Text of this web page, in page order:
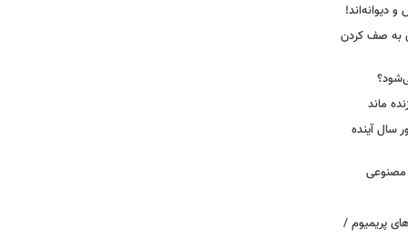
دیوانه‌اند!
به صف کردن
ماند
آینده
مصنوعی
پریمیوم /